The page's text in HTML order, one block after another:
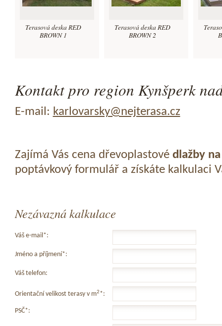
Terasová deska RED
BROWN 1
Terasová deska RED
BROWN 2
Kontakt pro region Kynšperk
E-mail: karlovarsky@nejterasa.cz
Zajímá Vás cena dřevoplastové dlažby
poptávkový formulář a získáte kalkulaci
Nezávazná kalkulace
Váš e-mail*:
Jméno a příjmení*:
Váš telefon:
Orientační velikost terasy v m2*:
PSČ*: